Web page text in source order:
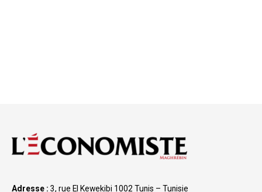
Adresse : 3, rue El Kewekibi 1002 Tunis – Tunisie